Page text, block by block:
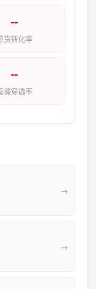
--
货转化率
--
播穿透率
→
→